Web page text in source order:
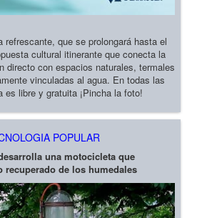
que se prolongará hasta el
cultural itinerante que conecta la
directo con espacios naturales, termales
vinculadas al agua. En todas las
es libre y gratuita ¡Pincha la foto!
POPULAR
una motocicleta que
recuperado de los humedales